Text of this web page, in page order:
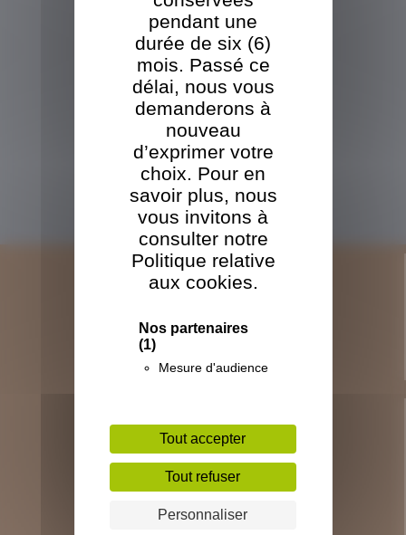
pendant une
durée de six (6)
mois. Passé ce
délai, nous vous
demanderons à
nouveau
d’exprimer votre
choix. Pour en
savoir plus, nous
vous invitons à
consulter notre
Politique relative
aux cookies.
Nos partenaires
(1)
Mesure d'audience
Tout accepter
Tout refuser
Personnaliser
Palettes
Caisses
Sciage
VOUS ÊTESUN
PARTICULIER
Ecorce
Sciure
Douglas
LA SOCIÉTÉ
L'outil industriel TBO
Les certifications et engagements TBO
LES PALETTES ET CAISSES
Les palettes à dés 4 entrées
Les palettes à chevron 2 entrées